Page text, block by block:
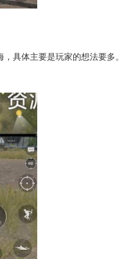
具体主要是玩家的想法要多